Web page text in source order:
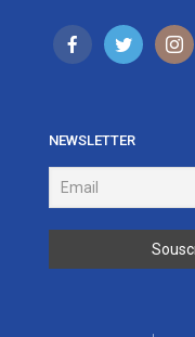
NEWSLETTER